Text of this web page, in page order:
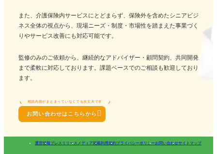
また、介護保険内サービスにとどまらず、保険外を含めたシニアビジ
ネス全体の視点から、現場ニーズ・制度・市場性を踏まえた事業づく
りやサービス改善にも対応可能です。
監修のみのご依頼から、継続的なアドバイザー・顧問契約、共同開発
まで柔軟に対応しております。課題ベースでのご相談も歓迎しており
ます。
相談内容がまとまっていなくても大丈夫です
お問い合わせはこちらから 
運営情報プレスリリース メディア掲載利用規約プライバシーポリシーお問い合わせサイトマップ